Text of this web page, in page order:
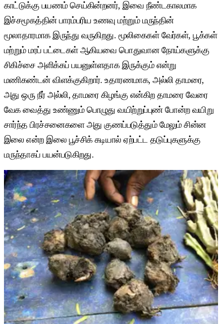
காட்டுக்கு பயணம் செய்கின்றனர், இவை நீண்டகாலமாக
இச்சமூகத்தின் பாரம்பரிய உணவு மற்றும் மருந்தின்
மூலாதாரமாக இருந்து வருகிறது. மூலிகைகள் வேர்கள், பூக்கள்
மற்றும் மரப் பட்டைகள் ஆகியவை பொதுவான நோய்களுக்கு
சிகிச்சை அளிக்கப் பயனுள்ளதாக இருக்கும் என்று
மணிகண்டன் விளக்குகிறார். உதாரணமாக, அல்லி தாமரை,
அது ஒரு நீர் அல்லி, தாமரை கிழங்கு என்கிற தாமரை வேரை
வேக வைத்து உண்ணும் பொழுது வயிற்றுப்புண் போன்ற வயிறு
சார்ந்த பிரச்சனைகளை அது குணப்படுத்தும் மேலும் சின்ன
இலை என்ற இலை பூச்சிக் கடியால் ஏற்பட்ட தடுப்புகளுக்கு
மருந்தாகப் பயன்படுகிறது.